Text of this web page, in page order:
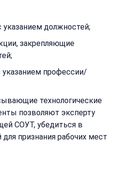
должностей;
закрепляющие
профессии/
технологические
позволяют эксперту
СОУТ, убедиться в
признания рабочих мест